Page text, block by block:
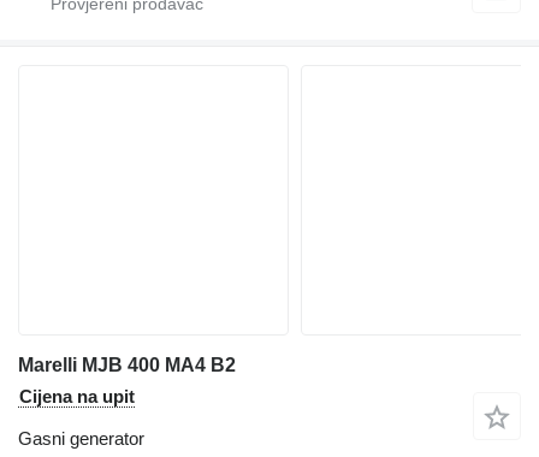
Marelli MJB 400 MA4 B2
Cijena na upit
Gasni generator